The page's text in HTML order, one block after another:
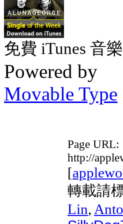
免費 iTunes 音
Powered by
Movable Type
Page URL:
http://
[
轉載請
Lin,